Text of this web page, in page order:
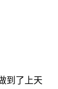
到了上天